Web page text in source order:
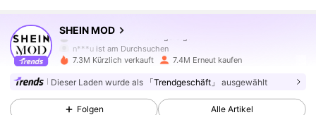
SHEIN MOD
n***uist am Durchsuchen
4,82
3.3M Follower
4,82
7.3M Kürzlich verkauft 7.4M Erneut kaufen
Dieser Laden wurde als 「Trendgeschäft」 ausgewählt
Folgen Alle Artikel